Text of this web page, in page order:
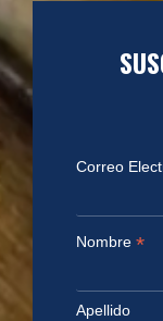
Correo
Nombre *
Apellido